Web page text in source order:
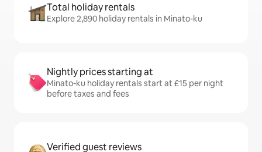
Total holiday rentals
Explore 2,890 holiday rentals in Minato-ku
Nightly prices starting at
Minato-ku holiday rentals start at £15 per night
before taxes and fees
Verified guest reviews